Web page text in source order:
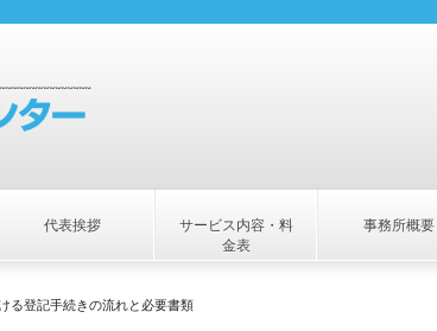
代表挨拶
サービス内容・料
金表
事務所概要
る登記手続きの流れと必要書類